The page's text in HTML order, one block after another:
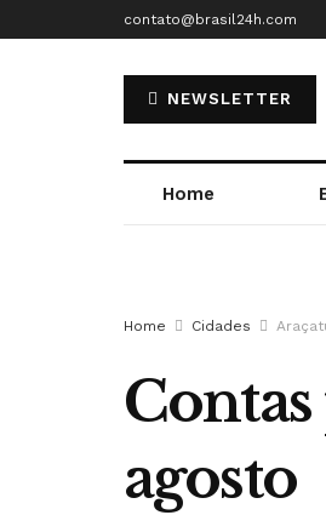
contato@brasil24h.com
NEWSLETTER
Home
Home Cidades
agosto